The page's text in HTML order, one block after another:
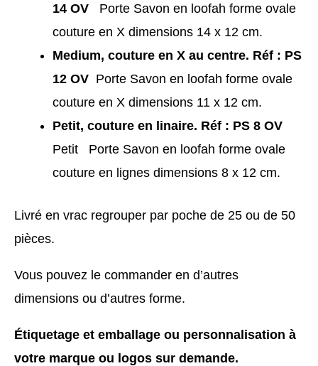
14 OV Porte Savon en loofah forme ovale
couture en X dimensions 14 x 12 cm.
Medium, couture en X au centre. Réf : PS
12 OV Porte Savon en loofah forme ovale
couture en X dimensions 11 x 12 cm.
Petit, couture en linaire. Réf : PS 8 OV
Petit Porte Savon en loofah forme ovale
couture en lignes dimensions 8 x 12 cm.
Livré en vrac regrouper par poche de 25 ou de 50
pièces.
Vous pouvez le commander en d’autres
dimensions ou d’autres forme.
Étiquetage et emballage ou personnalisation à
votre marque ou logos sur demande.